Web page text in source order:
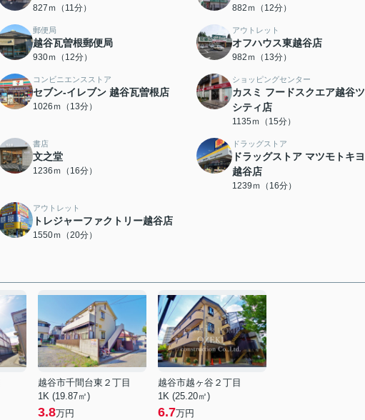
827ｍ（11分） 882ｍ（12分）
郵便局
越谷瓦曽根郵便局
930ｍ（12分）
アウトレット
オフハウス東越谷店
982ｍ（13分）
コンビニエンスストア
セブン-イレブン 越谷瓦曽根店
1026ｍ（13分）
ショッピングセンター
カスミ フードスクエア越谷
シティ店
1135ｍ（15分）
書店
文之堂
1236ｍ（16分）
ドラッグストア
ドラッグストア マツモトキ
越谷店
1239ｍ（16分）
アウトレット
トレジャーファクトリー越谷店
1550ｍ（20分）
越谷市千間台東２丁目
1K (19.87㎡)
3.8万円
越谷市越ヶ谷２丁目
1K (25.20㎡)
6.7万円